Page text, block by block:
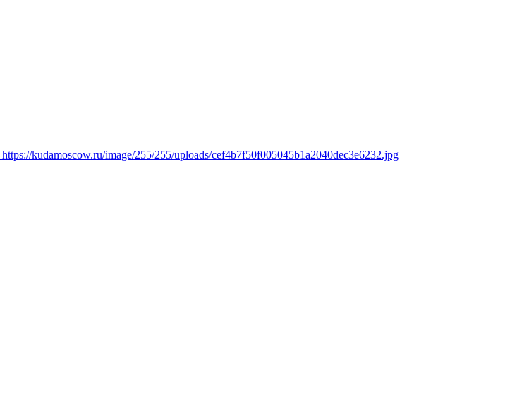
https://kudamoscow.ru/image/255/255/uploads/cef4b7f50f005045b1a2040dec3e6232.jpg